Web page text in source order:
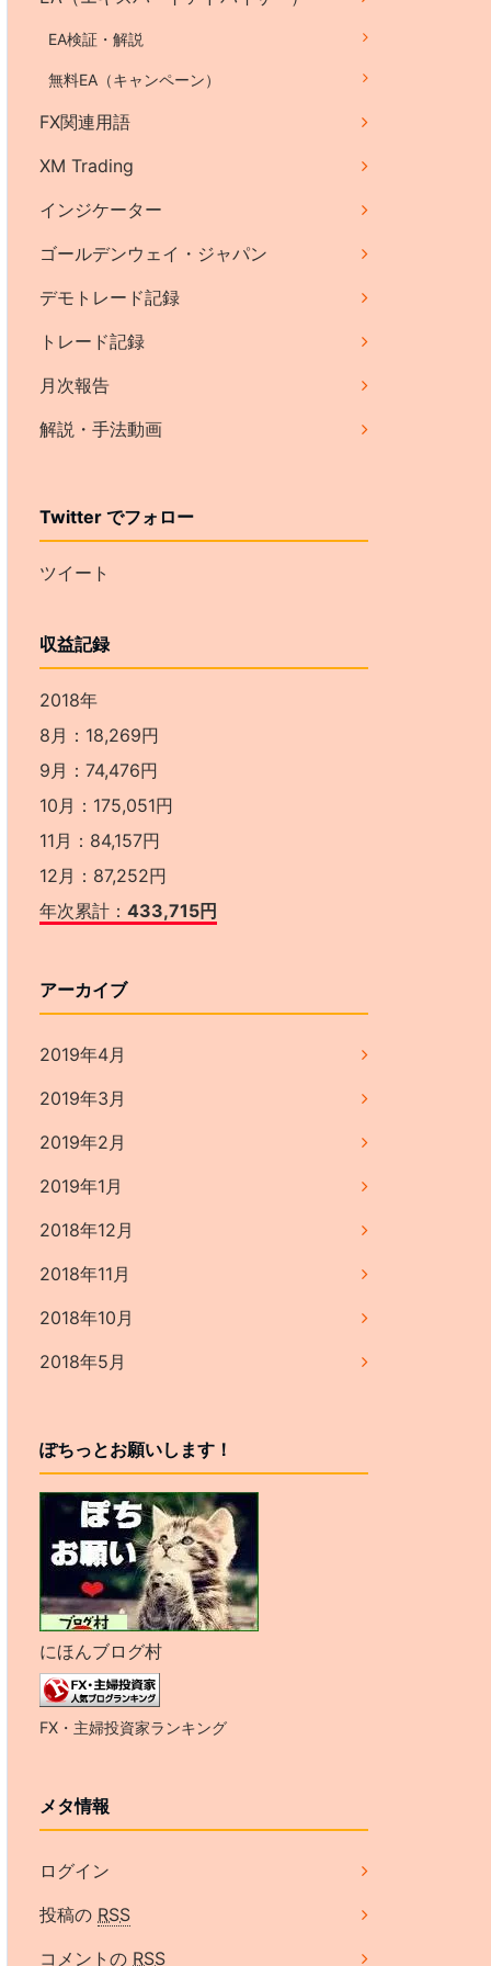
EA検証・解説
無料EA（キャンペーン）
FX関連用語
XM Trading
インジケーター
ゴールデンウェイ・ジャパン
デモトレード記録
トレード記録
月次報告
解説・手法動画
Twitter でフォロー
ツイート
収益記録
2018年
8月：18,269円
9月：74,476円
10月：175,051円
11月：84,157円
12月：87,252円
年次累計： 433,715円
アーカイブ
2019年4月
2019年3月
2019年2月
2019年1月
2018年12月
2018年11月
2018年10月
2018年5月
ぽちっとお願いします！
にほんブログ村
FX・主婦投資家ランキング
メタ情報
ログイン
投稿の RSS
コメントの RSS